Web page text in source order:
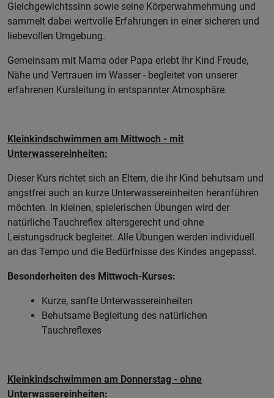
Gleichgewichtssinn sowie seine Körperwahrnehmung und
sammelt dabei wertvolle Erfahrungen in einer sicheren und
liebevollen Umgebung.
Gemeinsam mit Mama oder Papa erlebt Ihr Kind Freude,
Nähe und Vertrauen im Wasser - begleitet von unserer
erfahrenen Kursleitung in entspannter Atmosphäre.
Kleinkindschwimmen am Mittwoch - mit
Unterwassereinheiten:
Dieser Kurs richtet sich an Eltern, die ihr Kind behutsam und
angstfrei auch an kurze Unterwassereinheiten heranführen
möchten. In kleinen, spielerischen Übungen wird der
natürliche Tauchreflex altersgerecht und ohne
Leistungsdruck begleitet. Alle Übungen werden individuell
an das Tempo und die Bedürfnisse des Kindes angepasst.
Besonderheiten des Mittwoch-Kurses:
Kurze, sanfte Unterwassereinheiten
Behutsame Begleitung des natürlichen
Tauchreflexes
Kleinkindschwimmen am Donnerstag - ohne
Unterwassereinheiten: